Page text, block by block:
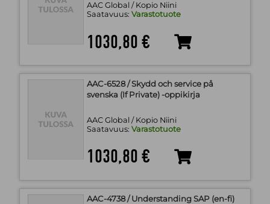
AAC Global / Kopio Niini
Saatavuus: Varastotuote
1030,80 €
AAC-6528 / Skydd och service på
svenska (If Private) -oppikirja
AAC Global / Kopio Niini
Saatavuus: Varastotuote
1030,80 €
AAC-4738 / Understanding SAP (en-fi)